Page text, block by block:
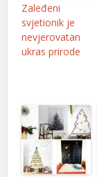
Zaleđeni
svjetionik je
nevjerovatan
ukras prirode